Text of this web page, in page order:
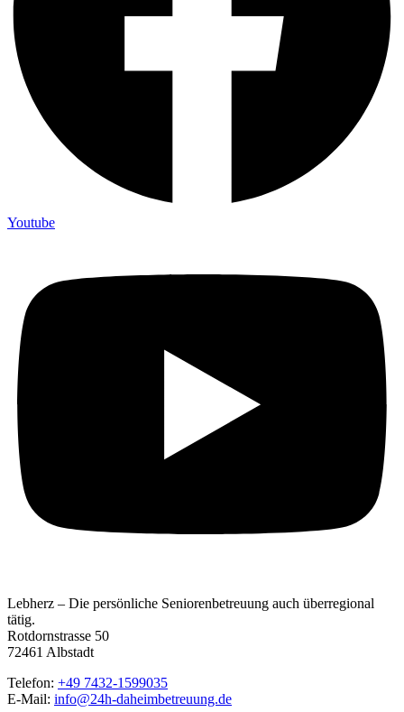
Youtube
Lebherz – Die persönliche Seniorenbetreuung auch überregional
tätig.
Rotdornstrasse 50
72461 Albstadt
Telefon: +49 7432-1599035
E-Mail: info@24h-daheimbetreuung.de